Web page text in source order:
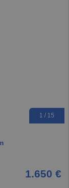
1 / 15
1.650 €